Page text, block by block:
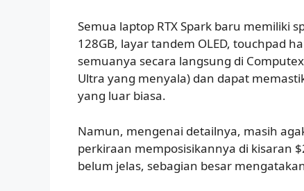
Semua laptop RTX Spark baru memiliki
128GB, layar tandem OLED, touchpad
semuanya secara langsung di
Ultra yang menyala) dan dapat
yang luar biasa.
Namun, mengenai detailnya, masih
perkiraan memposisikannya di kisaran
belum jelas, sebagian besar